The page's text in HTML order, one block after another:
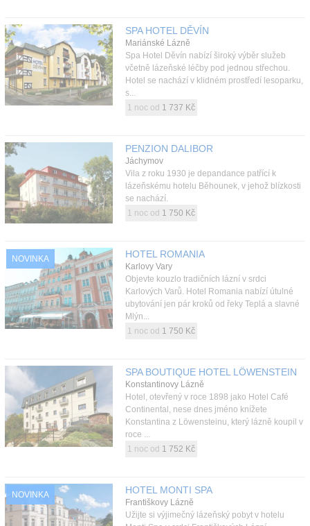
SPA HOTEL DĚVÍN
Mariánské Lázně
Spa Hotel Děvín nabízí široký výběr služeb
včetně lázeňské léčby pod jednou střechou.
Hotel se nachází v klidném prostředí lesoparku,
s...
1 noc od 1 737 Kč
PENZION DALIBOR
Jáchymov
Vila z roku 1930 je depandance patřící k
lázeňskému hotelu Běhounek, v jehož blízkosti
se nachází.
1 noc od 1 750 Kč
NOVINKA HOTEL ROMANIA
Karlovy Vary
Objevte kouzlo tradičních lázní v srdci
Karlových Varů. Hotel Romania nabízí útulné
ubytování jen pár kroků od řeky Teplá a slavné
Mlýn...
1 noc od 1 750 Kč
SPA BOUTIQUE HOTEL LÖWENSTEIN
Konstantinovy Lázně
Hotel, otevřený v roce 1898 jako Hotel Café
Continental, nese dnes jméno knížete
Konstantina z Löwensteinu, který lázně koupil v
roce ...
1 noc od 1 752 Kč
NOVINKA HOTEL MONTI SPA
Františkovy Lázně
Užijte si výjimečný lázeňský pobyt v hotelu